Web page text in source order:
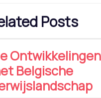
Posts
Belgische